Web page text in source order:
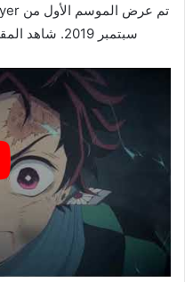
سبتمبر 2019. شاهد المقطع الدعائي للموسم الأول هنا: